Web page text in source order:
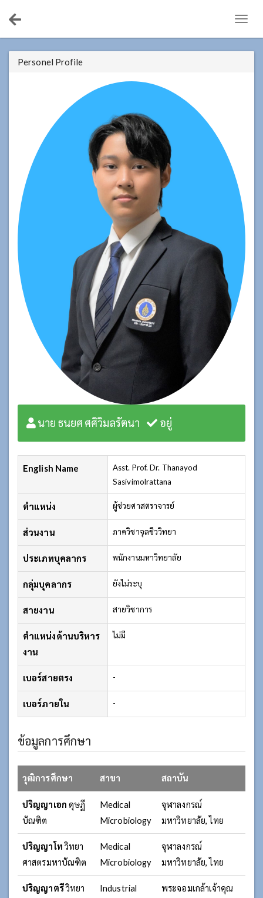
Personel Profile
นาย ธนยศ ศศิวิมลรัตนา อยู่
English Name
Asst. Prof. Dr. Thanayod
Sasivimolrattana
ตำแหน่ง ผู้ช่วยศาสตราจารย์
ส่วนงาน ภาควิชาจุลชีววิทยา
ประเภทบุคลากร พนักงานมหาวิทยาลัย
กลุ่มบุคลากร ยังไม่ระบุ
สายงาน สายวิชาการ
ตำแหน่งด้านบริหาร
งาน
ไม่มี
เบอร์สายตรง -
เบอร์ภายใน -
ข้อมูลการศึกษา
วุฒิการศึกษา สาขา สถาบัน
ปริญญาเอก ดุษฏี
บัณฑิต
Medical
Microbiology
จุฬาลงกรณ์
มหาวิทยาลัย, ไทย
ปริญญาโทวิทยา
ศาสตรมหาบัณฑิต
Medical
Microbiology
จุฬาลงกรณ์
มหาวิทยาลัย, ไทย
ปริญญาตรีวิทยา
Industrial
พระจอมเกล้าเจ้าคุณ